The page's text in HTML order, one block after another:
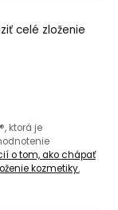
celé zloženie
ktorá je
o tom, ako chápať
kozmetiky.